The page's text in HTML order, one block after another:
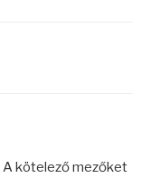
A kötelező mezőket